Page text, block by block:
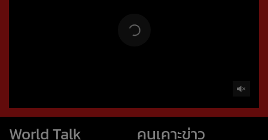
#news1 #ข่าวต่างประเทศ